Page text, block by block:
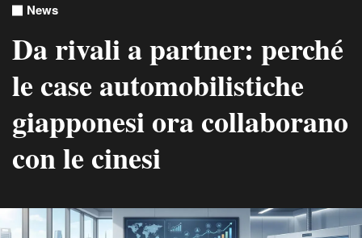
News
Da rivali a partner: perché
le case automobilistiche
giapponesi ora collaborano
con le cinesi